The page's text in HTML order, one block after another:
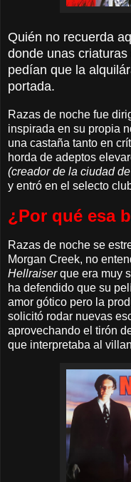
Quién no recuerda
donde unas
pedían que la
portada.
Razas de noche fue
inspirada en su propia
una castaña tanto en
horda de adeptos
(creador de la ciudad
y entró en el selecto
¿Por qué esa
Razas de noche se
Morgan Creek, no
Hellraiserque era muy
ha defendido que su
amor gótico pero la
solicitó rodar nuevas
aprovechando el tirón
que interpretaba al